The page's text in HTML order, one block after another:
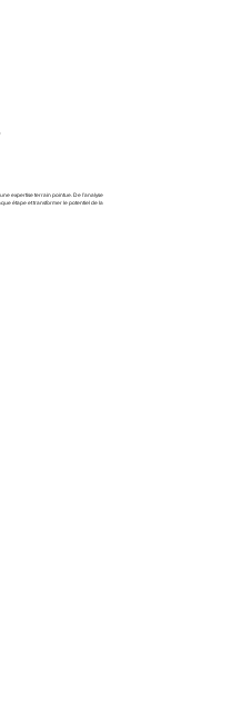
expertise terrain pointue. De l’analyse
étape et transformer le potentiel de la